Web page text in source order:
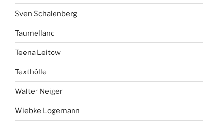
Sven Schalenberg
Taumelland
Teena Leitow
Texthölle
Walter Neiger
Wiebke Logemann